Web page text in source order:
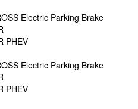
Electric Parking Brake
PHEV
Electric Parking Brake
PHEV